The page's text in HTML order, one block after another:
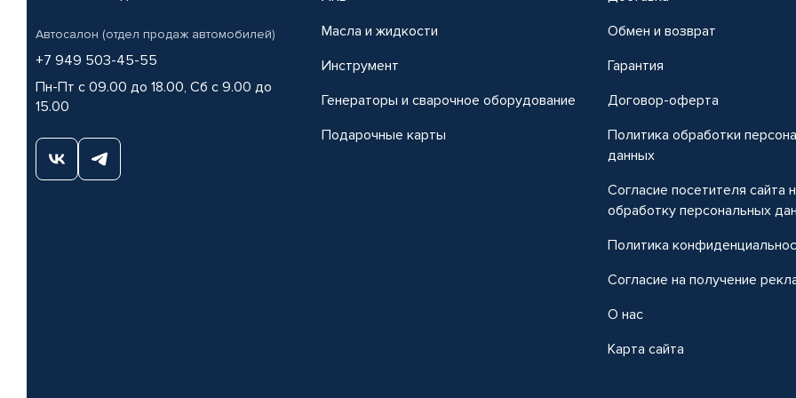
Автосалон (отдел продаж автомобилей)
+7 949 503-45-55
Пн-Пт с 09.00 до 18.00, Сб с 9.00 до
15.00
Масла и жидкости
Инструмент
Генераторы и сварочное оборудование
Подарочные карты
Обмен и возврат
Гарантия
Договор-оферта
Политика обработки
данных
Согласие посетителя сайта
обработку персональных
Политика
Согласие на получение
О нас
Карта сайта